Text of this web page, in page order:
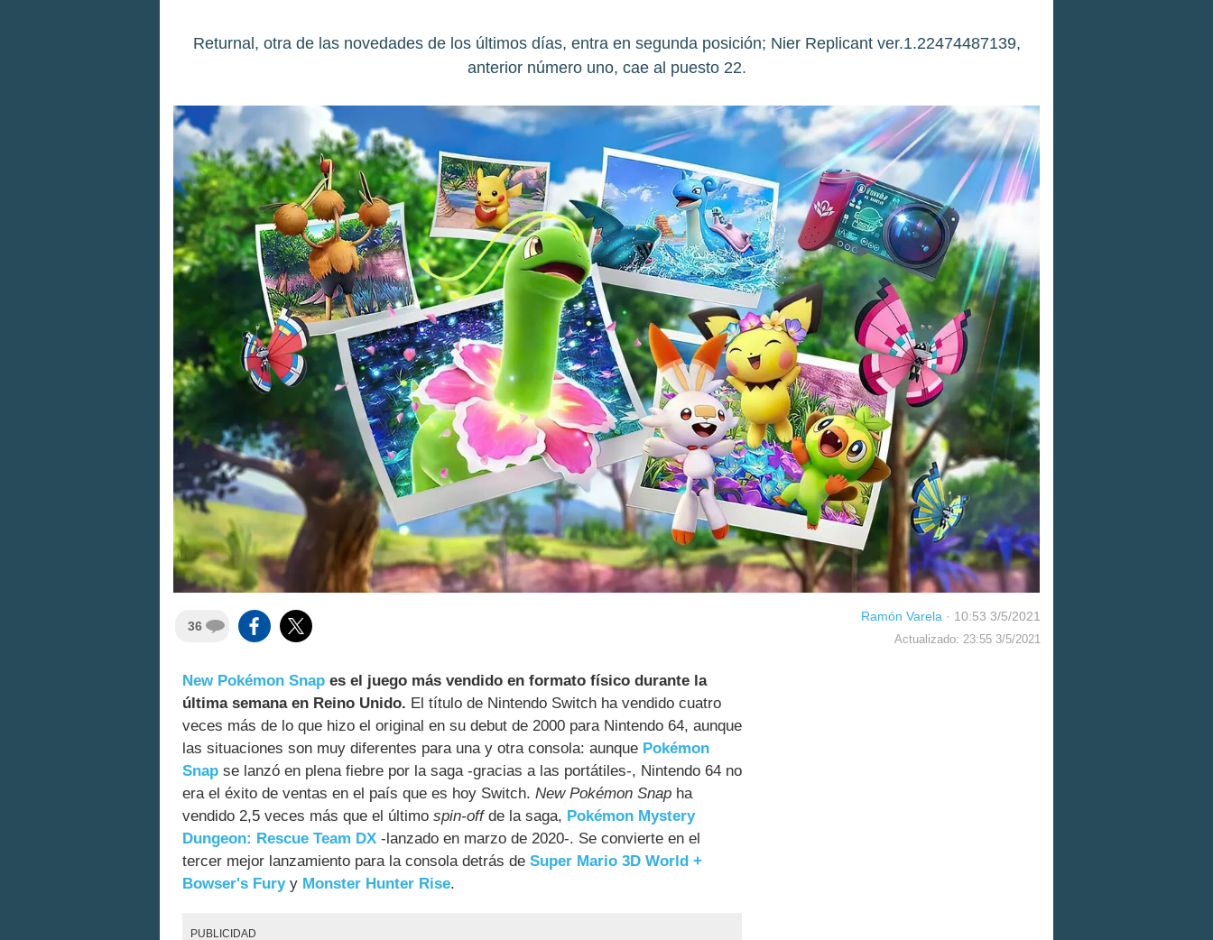
Returnal, otra de las novedades de los últimos días, entra en segunda posición; Nier Replicant ver.1.22474487139,
anterior número uno, cae al puesto 22.
36
Ramón Varela · 10:53 3/5/2021
Actualizado: 23:55 3/5/2021
New Pokémon Snap es el juego más vendido en formato físico durante la
última semana en Reino Unido. El título de Nintendo Switch ha vendido cuatro
veces más de lo que hizo el original en su debut de 2000 para Nintendo 64, aunque
las situaciones son muy diferentes para una y otra consola: aunque Pokémon
Snap se lanzó en plena fiebre por la saga -gracias a las portátiles-, Nintendo 64 no
era el éxito de ventas en el país que es hoy Switch. New Pokémon Snap ha
vendido 2,5 veces más que el último spin-offde la saga, Pokémon Mystery
Dungeon: Rescue Team DX -lanzado en marzo de 2020-. Se convierte en el
tercer mejor lanzamiento para la consola detrás de Super Mario 3D World +
Bowser's Furyy Monster Hunter Rise.
PUBLICIDAD